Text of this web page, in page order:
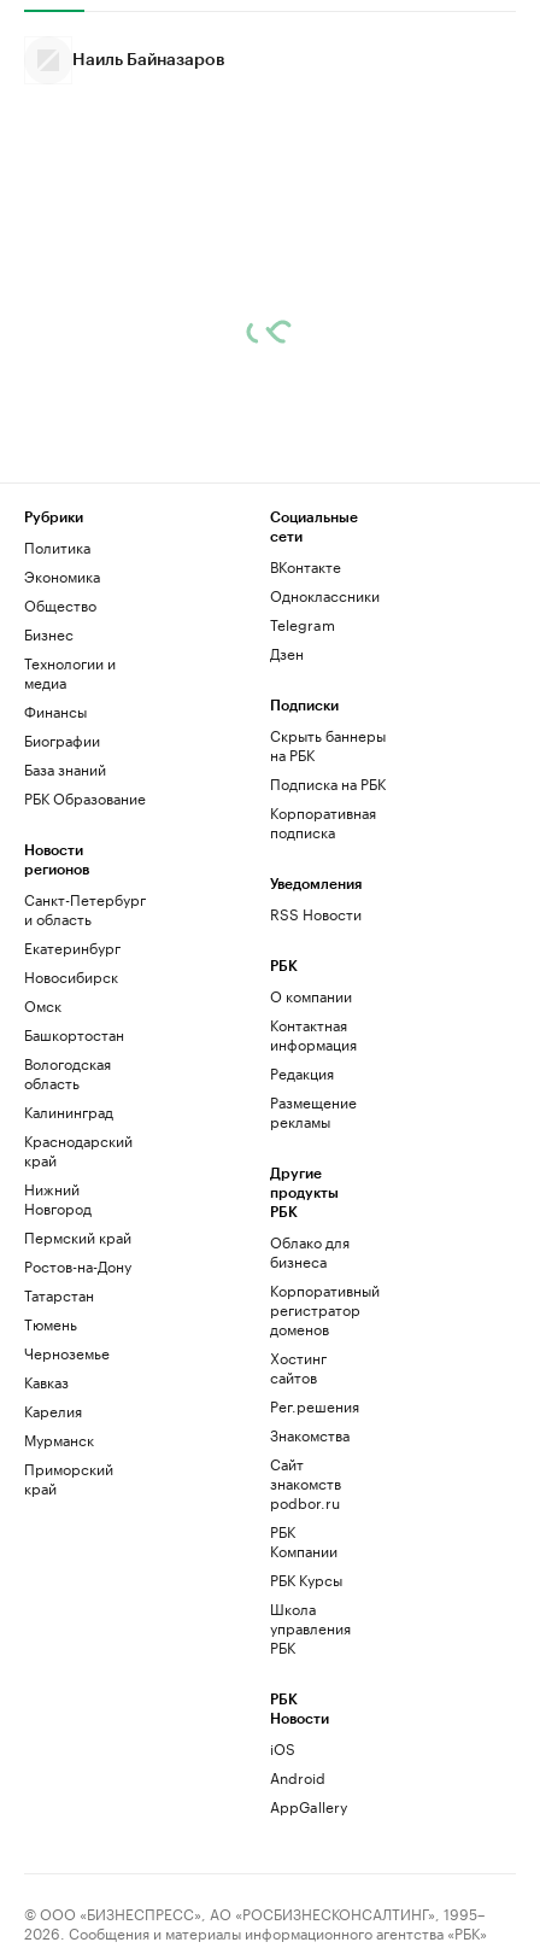
Наиль Байназаров
Рубрики
Политика
Экономика
Общество
Бизнес
Технологии и
медиа
Финансы
Биографии
База знаний
РБК Образование
Новости
регионов
Санкт-Петербург
и область
Екатеринбург
Новосибирск
Омск
Башкортостан
Вологодская
область
Калининград
Краснодарский
край
Нижний
Новгород
Пермский край
Ростов-на-Дону
Татарстан
Тюмень
Черноземье
Кавказ
Карелия
Мурманск
Приморский
край
Социальные
сети
ВКонтакте
Одноклассники
Telegram
Дзен
Подписки
Скрыть баннеры
на РБК
Подписка на РБК
Корпоративная
подписка
Уведомления
RSS Новости
РБК
О компании
Контактная
информация
Редакция
Размещение
рекламы
Другие
продукты
РБК
Облако для
бизнеса
Корпоративный
регистратор
доменов
Хостинг
сайтов
Рег.решения
Знакомства
Сайт
знакомств
podbor.ru
РБК
Компании
РБК Курсы
Школа
управления
РБК
РБК
Новости
iOS
Android
AppGallery
© ООО «БИЗНЕСПРЕСС», АО «РОСБИЗНЕСКОНСАЛТИНГ», 1995–
2026. Сообщения и материалы информационного агентства «РБК»